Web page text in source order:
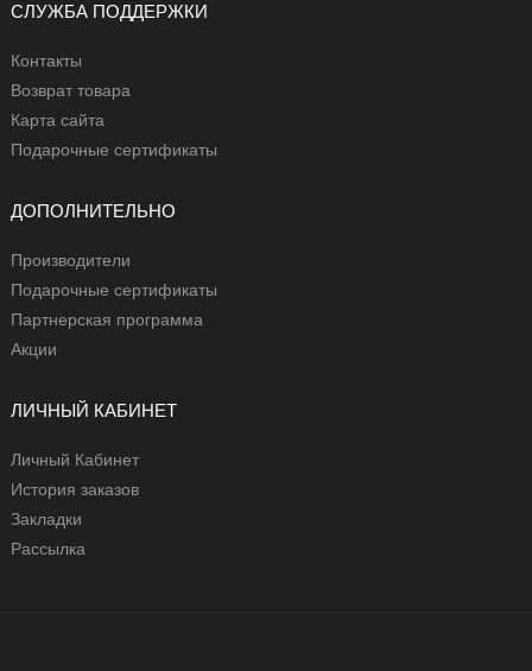
СЛУЖБА ПОДДЕРЖКИ
Контакты
Возврат товара
Карта сайта
Подарочные сертификаты
ДОПОЛНИТЕЛЬНО
Производители
Подарочные сертификаты
Партнерская программа
Акции
ЛИЧНЫЙ КАБИНЕТ
Личный Кабинет
История заказов
Закладки
Рассылка